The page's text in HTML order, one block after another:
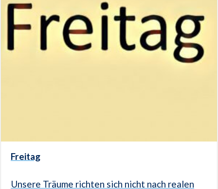
Freitag
Unsere Träume richten sich nicht nach realen